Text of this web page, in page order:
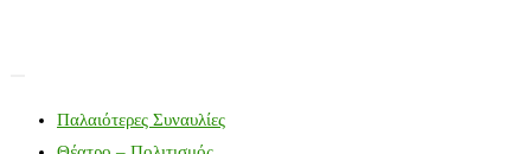
Παλαιότερες Συναυλίες